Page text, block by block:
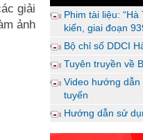
giải
ảnh
Phim tài liệu:
kiến, giai đoạn
Bộ chỉ số DDCI
Tuyên truyền về
Video hướng
tuyến
Hướng dẫn sử